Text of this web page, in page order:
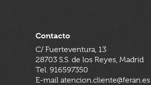
Contacto
C/ Fuerteventura, 13
28703 S.S. de los Reyes, Madrid
Tel. 916597350
E-mail atencion.cliente@feran.es